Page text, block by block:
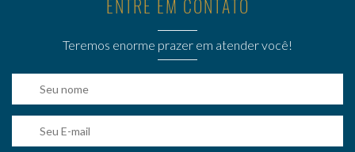
ENTRE EM CONTATO
Teremos enorme prazer em atender você!